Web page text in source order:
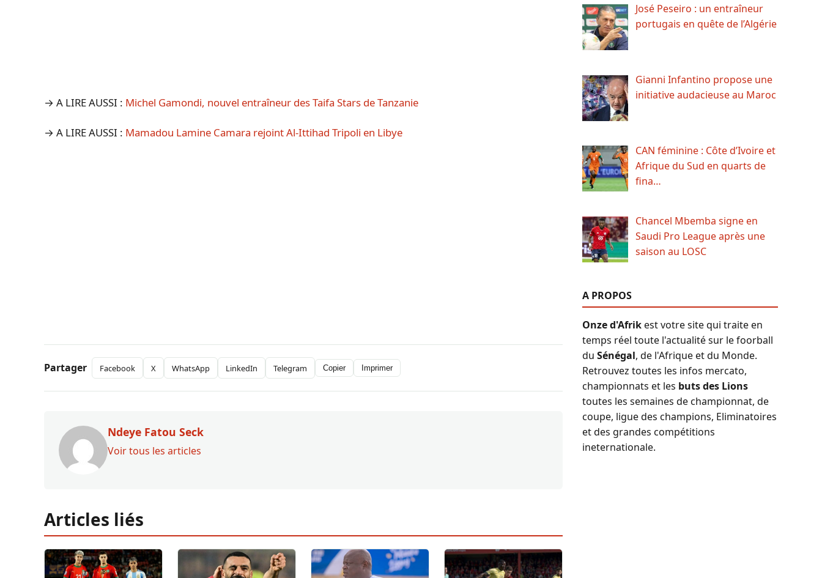
→ A LIRE AUSSI : Michel Gamondi, nouvel entraîneur des Taifa Stars de Tanzanie
→ A LIRE AUSSI : Mamadou Lamine Camara rejoint Al-Ittihad Tripoli en Libye
Partager Facebook X WhatsApp LinkedIn Telegram Copier Imprimer
Ndeye Fatou Seck
Voir tous les articles
Articles liés
José Peseiro : un entraîneur
portugais en quête de l’Algérie
Gianni Infantino propose une
initiative audacieuse au Maroc
CAN féminine : Côte d’Ivoire et
Afrique du Sud en quarts de
fina…
Chancel Mbemba signe en
Saudi Pro League après une
saison au LOSC
A PROPOS
Onze d'Afrikest votre site qui traite en
temps réel toute l'actualité sur le foorball
du Sénégal, de l'Afrique et du Monde.
Retrouvez toutes les infos mercato,
championnats et les buts des Lions
toutes les semaines de championnat, de
coupe, ligue des champions, Eliminatoires
et des grandes compétitions
ineternationale.